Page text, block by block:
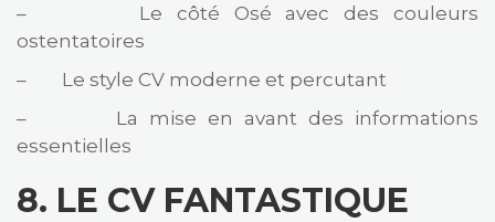
– Le côté Osé avec des couleurs
ostentatoires
– Le style CV moderne et percutant
– La mise en avant des informations
essentielles
8. LE CV FANTASTIQUE